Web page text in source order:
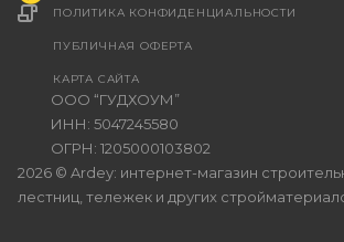
2026 © Ardey: интернет-магазин
лестниц, тележек и других
ООО “ГУДХОУМ”
ИНН: 5047245580
ОГРН: 1205000103802
ПОЛИТИКА КОНФИДЕНЦИАЛЬНОСТИ
ПУБЛИЧНАЯ ОФЕРТА
КАРТА САЙТА